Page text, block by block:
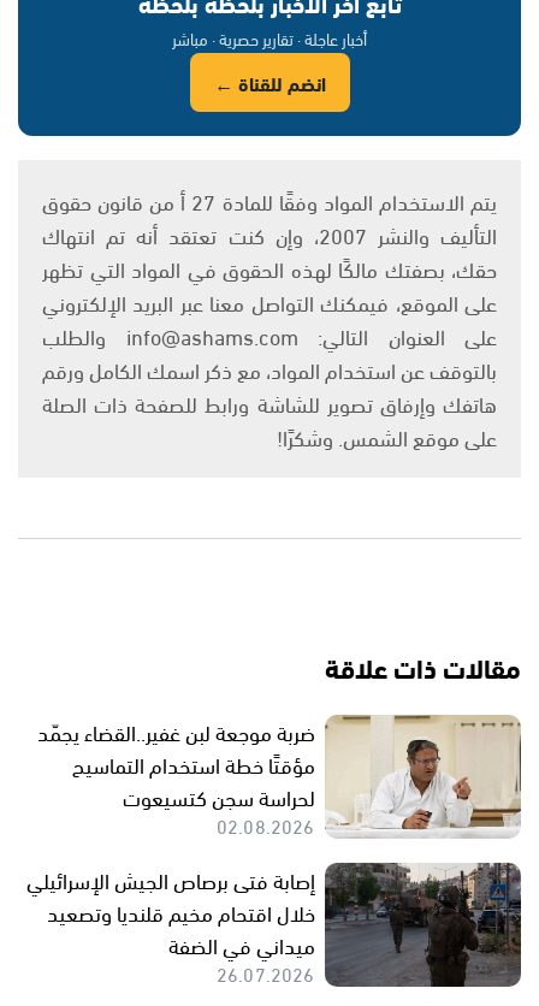
أخبار عاجلة · تقارير حصرية · مباشر
انضم للقناة ←
يتم الاستخدام المواد وفقًا للمادة 27 أ من قانون حقوق
التأليف والنشر 2007، وإن كنت تعتقد أنه تم انتهاك
حقك، بصفتك مالكًا لهذه الحقوق في المواد التي تظهر
على الموقع، فيمكنك التواصل معنا عبر البريد الإلكتروني
على العنوان التالي: info@ashams.com والطلب
بالتوقف عن استخدام المواد، مع ذكر اسمك الكامل ورقم
هاتفك وإرفاق تصوير للشاشة ورابط للصفحة ذات الصلة
على موقع الشمس. وشكرًا!
مقالات ذات علاقة
ضربة موجعة لبن غفير..القضاء يجمّد
مؤقتًا خطة استخدام التماسيح
لحراسة سجن كتسيعوت
02.08.2026
إصابة فتى برصاص الجيش الإسرائيلي
خلال اقتحام مخيم قلنديا وتصعيد
ميداني في الضفة
26.07.2026